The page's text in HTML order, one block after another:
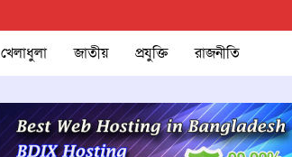
খেলাধুলা জাতীয় প্রযুক্তি রাজনীতি